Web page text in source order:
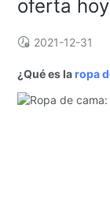
oferta
2021-12-31
¿Qué es laropa